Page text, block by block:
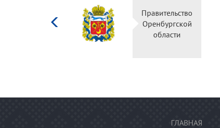
Правительство
Оренбургской
области
ГЛАВНАЯ